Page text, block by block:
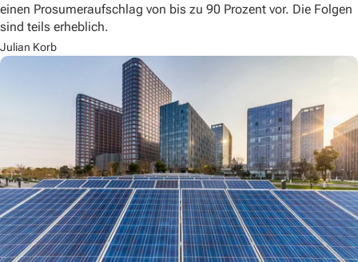
einen Prosumeraufschlag von bis zu 90 Prozent vor. Die Folgen
sind teils erheblich.
Julian Korb